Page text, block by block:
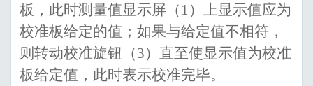
板，此时测量值显示屏（ 1 ） 上显示值应为
校准板给定的值；如果与给定值不相符 ，
则转动校准旋钮 （3）直至使显示值为校准
板给定值，此时表示校准完毕。